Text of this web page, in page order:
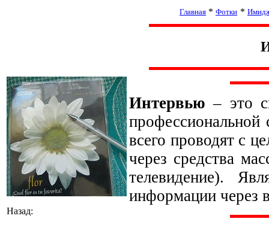
Главная * Фотки *
Назад:
Интервью – это
всего проводят с
через средства
телевидение).
информации через